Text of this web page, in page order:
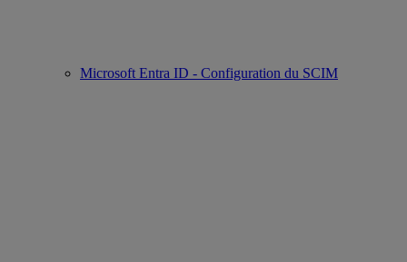
Microsoft Entra ID - Configuration du SCIM